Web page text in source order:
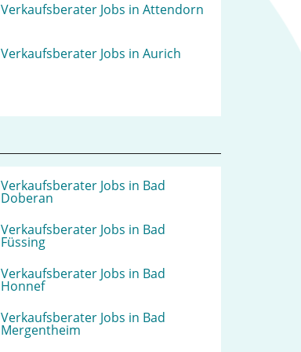
Verkaufsberater Jobs in Attendorn
Verkaufsberater Jobs in Aurich
Verkaufsberater Jobs in Bad
Doberan
Verkaufsberater Jobs in Bad
Füssing
Verkaufsberater Jobs in Bad
Honnef
Verkaufsberater Jobs in Bad
Mergentheim